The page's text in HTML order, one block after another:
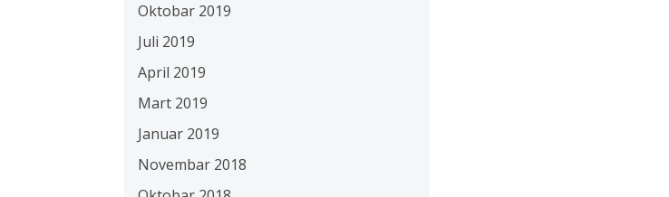
Oktobar 2019
Juli 2019
April 2019
Mart 2019
Januar 2019
Novembar 2018